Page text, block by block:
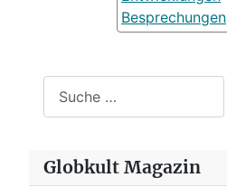
Besprechungen
Globkult Magazin